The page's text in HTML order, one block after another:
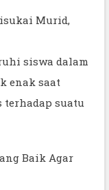
Murid,
siswa dalam
enak saat
terhadap suatu
Baik Agar